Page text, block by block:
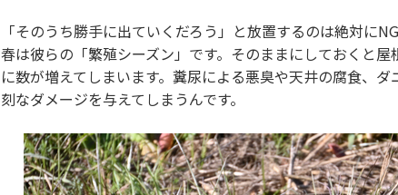
「そのうち勝手に出ていくだろう」と放置するのは絶対に
春は彼らの「繁殖シーズン」です。そのままにしておくと
に数が増えてしまいます。糞尿による悪臭や天井の腐食、
刻なダメージを与えてしまうんです。